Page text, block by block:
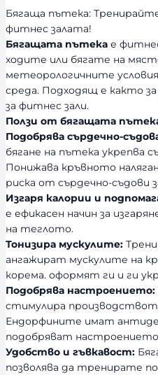
Бягаща пътека:
фитнес залата!
Бягащата пътека е
ходите или бягате на
метеорологичните
среда. Подходящ е както
за фитнес зали.
Ползи от бягащата
Подобрява сърдечно-
бягане на пътека укрепва
Понижава кръвното
риска от сърдечно-съдови
Изгаря калории и
е ефикасен начин за
на теглото.
Тонизира мускулите:
ангажират мускулите на
корема. оформят ги и ги
Подобрява настроението:
стимулира
Ендорфините имат
подобряват
Удобство и гъвкавост:
позволява да тренирате